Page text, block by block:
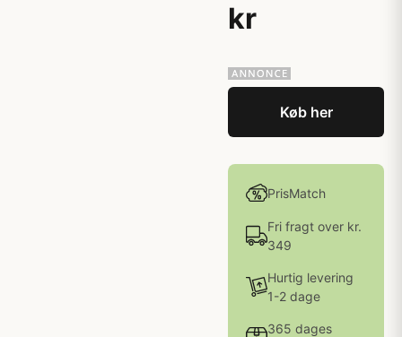
kr
Køb her
PrisMatch
Fri fragt over kr.
349
Hurtig levering
1-2 dage
365 dages